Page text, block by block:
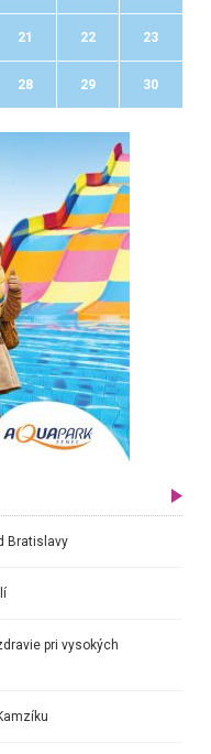
21 22 23
28 29 30
Bratislavy
pri vysokých